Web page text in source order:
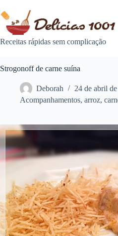
para
conteúdo
Receitas rápidas sem complicação
Strogonoff de carne suína
Deborah
24 de abril
Acompanhamentos, arroz,